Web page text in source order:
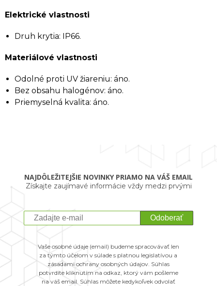
Elektrické vlastnosti
Druh krytia: IP66.
Materiálové vlastnosti
Odolné proti UV žiareniu: áno.
Bez obsahu halogénov: áno.
Priemyselná kvalita: áno.
NAJDÔLEŽITEJŠIE NOVINKY PRIAMO NA VÁŠ EMAIL
Získajte zaujímavé informácie vždy medzi prvými
Odoberať
Vaše osobné údaje (email) budeme spracovávať len
za týmto účelom v súlade s platnou legislatívou a
zásadami ochrany osobných údajov. Súhlas
potvrdíte kliknutím na odkaz, ktorý vám pošleme
na váš email. Súhlas môžete kedykoľvek odvolať